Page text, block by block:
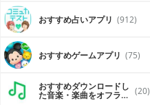
おすすめ占いアプリ (912)
おすすめゲームアプリ (75)
おすすめダウンロードし
た音楽・楽曲をオフライ (20)